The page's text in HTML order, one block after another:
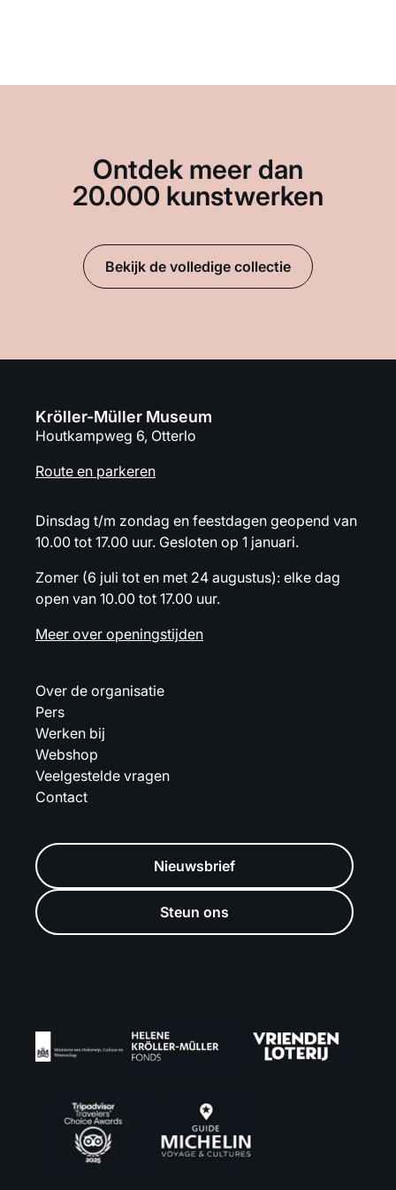
Ontdek meer dan
20.000 kunstwerken
Bekijk de volledige collectie
Kröller-Müller Museum
Houtkampweg 6, Otterlo
Route en parkeren
Dinsdag t/m zondag en feestdagen geopend van
10.00 tot 17.00 uur. Gesloten op 1 januari.
Zomer (6 juli tot en met 24 augustus): elke dag
open van 10.00 tot 17.00 uur.
Meer over openingstijden
Over de organisatie
Pers
Werken bij
Webshop
Veelgestelde vragen
Contact
Nieuwsbrief
Steun ons